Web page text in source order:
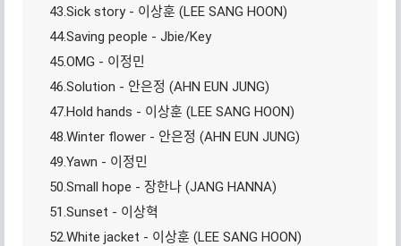
43.Sick story - 이상훈 (LEE SANG HOON)
44.Saving people - Jbie/Key
45.OMG - 이정민
46.Solution - 안은정 (AHN EUN JUNG)
47.Hold hands - 이상훈 (LEE SANG HOON)
48.Winter flower - 안은정 (AHN EUN JUNG)
49.Yawn - 이정민
50.Small hope - 장한나 (JANG HANNA)
51.Sunset - 이상혁
52.White jacket - 이상훈 (LEE SANG HOON)